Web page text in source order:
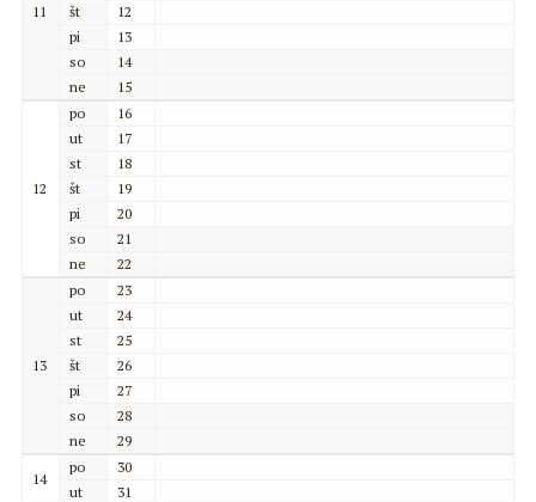
11
št
12
pi
13
so
14
ne
15
12
po
16
ut
17
st
18
št
19
pi
20
so
21
ne
22
13
po
23
ut
24
st
25
št
26
pi
27
so
28
ne
29
14
po
30
ut
31